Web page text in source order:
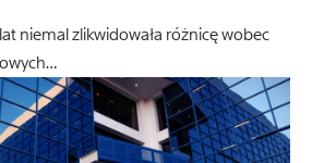
niemal zlikwidowała różnicę wobec